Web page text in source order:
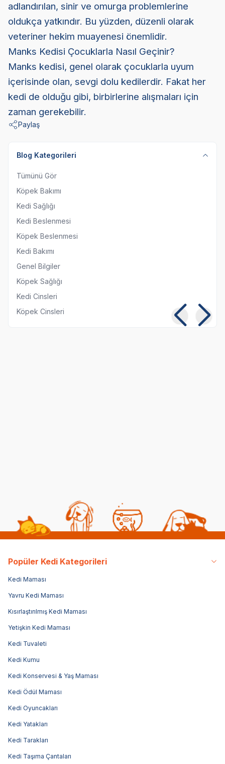
adlandırılan, sinir ve omurga problemlerine
oldukça yatkındır. Bu yüzden, düzenli olarak
veteriner hekim muayenesi önemlidir.
Manks Kedisi Çocuklarla Nasıl Geçinir?
Manks kedisi, genel olarak çocuklarla uyum
içerisinde olan, sevgi dolu kedilerdir. Fakat her
kedi de olduğu gibi, birbirlerine alışmaları için
zaman gerekebilir.
Paylaş
Blog Kategorileri
Tümünü Gör
Köpek Bakımı
Kedi Sağlığı
Kedi Beslenmesi
Köpek Beslenmesi
Kedi Bakımı
Genel Bilgiler
Köpek Sağlığı
Kedi Cinsleri
Köpek Cinsleri
Popüler Kedi Kategorileri
Kedi Maması
Yavru Kedi Maması
Kısırlaştırılmış Kedi Maması
Yetişkin Kedi Maması
Kedi Tuvaleti
Kedi Kumu
Kedi Konservesi & Yaş Maması
Kedi Ödül Maması
Kedi Oyuncakları
Kedi Yatakları
Kedi Tarakları
Kedi Taşıma Çantaları